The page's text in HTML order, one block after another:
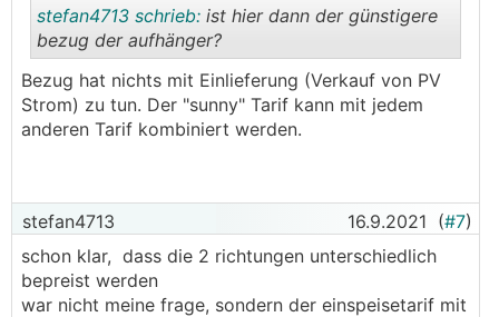
..
stefan4713 schrieb: ist hier dann der günstigere
bezug der aufhänger?
Bezug hat nichts mit Einlieferung (Verkauf von PV
Strom) zu tun. Der "sunny" Tarif kann mit jedem
anderen Tarif kombiniert werden.
stefan4713 16.9.2021 (#7)
schon klar, dass die 2 richtungen unterschiedlich
bepreist werden
war nicht meine frage, sondern der einspeisetarif mit